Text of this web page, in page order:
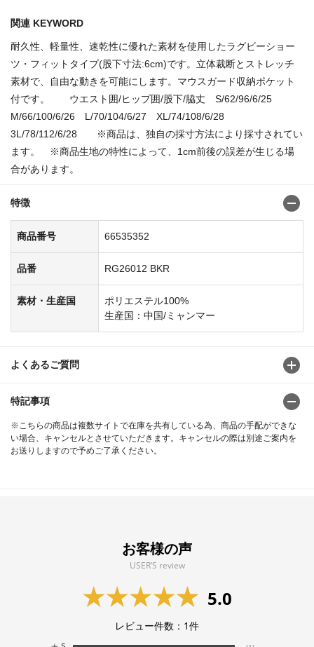
関連 KEYWORD
耐久性、軽量性、速乾性に優れた素材を使用したラグビーショー
ツ・フィットタイプ(股下寸法:6cm)です。立体裁断とストレッチ
素材で、自由な動きを可能にします。マウスガード収納ポケット
付です。 ウエスト囲/ヒップ囲/股下/脇丈 S/62/96/6/25
M/66/100/6/26 L/70/104/6/27 XL/74/108/6/28
3L/78/112/6/28 ※商品は、独自の採寸方法により採寸されてい
ます。 ※商品生地の特性によって、1cm前後の誤差が生じる場
合があります。
特徴
商品番号 66535352
品番 RG26012 BKR
素材・生産国
ポリエステル100%
生産国：中国/ミャンマー
よくあるご質問
特記事項
※こちらの商品は複数サイトで在庫を共有している為、商品の手配ができな
い場合、キャンセルとさせていただきます。キャンセルの際は別途ご案内を
お送りしますので予めご了承ください。
お客様の声
USER’S review
5.0
レビュー件数： 1件